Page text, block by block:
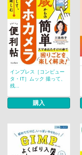
インプレス［コンピュー
タ・IT］ムック 撮って、
残...
購入